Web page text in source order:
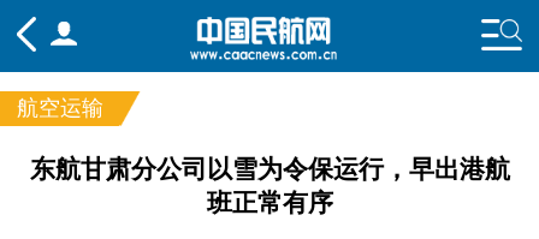
频道
国内
航空运输
东航甘肃分公司以雪为令保运行，早出港航
班正常有序